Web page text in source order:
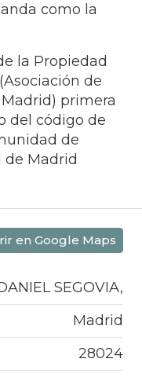
como la
la Propiedad
de
primera
del código de
de
de Madrid
en Google Maps
SEGOVIA,
Madrid
28024